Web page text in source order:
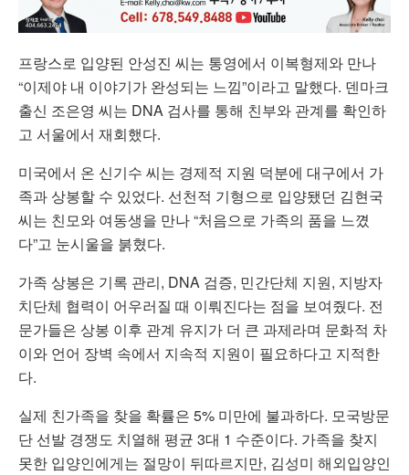
프랑스로 입양된 안성진 씨는 통영에서 이복형제와 만나
“이제야 내 이야기가 완성되는 느낌”이라고 말했다. 덴마크
출신 조은영 씨는 DNA 검사를 통해 친부와 관계를 확인하
고 서울에서 재회했다.
미국에서 온 신기수 씨는 경제적 지원 덕분에 대구에서 가
족과 상봉할 수 있었다. 선천적 기형으로 입양됐던 김현국
씨는 친모와 여동생을 만나 “처음으로 가족의 품을 느꼈
다”고 눈시울을 붉혔다.
가족 상봉은 기록 관리, DNA 검증, 민간단체 지원, 지방자
치단체 협력이 어우러질 때 이뤄진다는 점을 보여줬다. 전
문가들은 상봉 이후 관계 유지가 더 큰 과제라며 문화적 차
이와 언어 장벽 속에서 지속적 지원이 필요하다고 지적한
다.
실제 친가족을 찾을 확률은 5% 미만에 불과하다. 모국방문
단 선발 경쟁도 치열해 평균 3대 1 수준이다. 가족을 찾지
못한 입양인에게는 절망이 뒤따르지만, 김성미 해외입양인